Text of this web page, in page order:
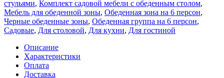
стульями, Комплект садовой мебели с обеденным столом,
Мебель для обеденной зоны, Обеденная зона на 6 персон,
Черные обеденные зоны, Обеденная группа на 6 персон,
Садовые, Для столовой, Для кухни, Для гостиной
Описание
Характеристики
Оплата
Доставка